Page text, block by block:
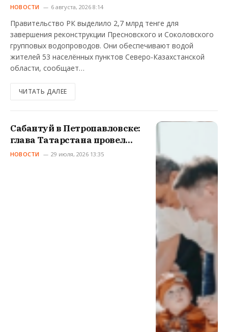
НОВОСТИ 6 августа, 2026 8:14
Правительство РК выделило 2,7 млрд тенге для
завершения реконструкции Пресновского и Соколовского
групповых водопроводов. Они обеспечивают водой
жителей 53 населённых пунктов Северо-Казахстанской
области, сообщает…
ЧИТАТЬ ДАЛЕЕ
Сабантуй в Петропавловске:
глава Татарстана провел
казахский обряд для
НОВОСТИ 29 июля, 2026 13:35